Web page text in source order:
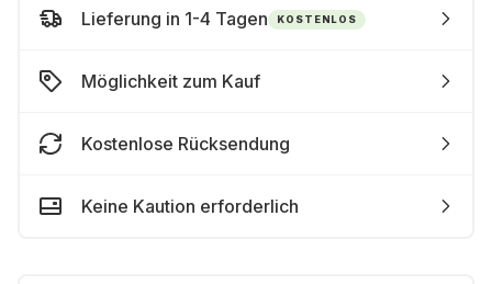
Lieferung in 1-4 Tagen KOSTENLOS
Möglichkeit zum Kauf
Kostenlose Rücksendung
Keine Kaution erforderlich